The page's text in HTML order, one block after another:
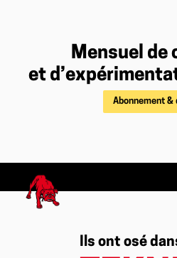
Mensuel de
et
Abonnement &
Ils ont osé